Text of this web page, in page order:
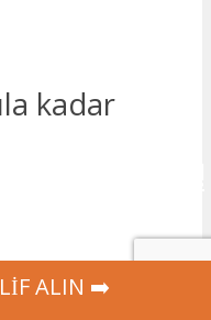
kadar
ALIN ➡️